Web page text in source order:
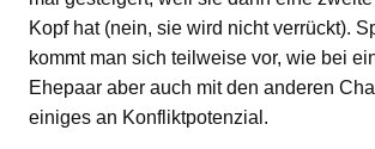
Kopf hat (nein, sie wird nicht verrückt).
kommt man sich teilweise vor, wie bei
Ehepaar aber auch mit den anderen
einiges an Konfliktpotenzial.